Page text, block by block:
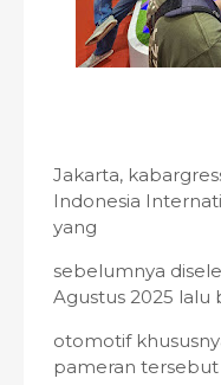
Jakarta,
Indonesia
yang
sebelumnya
Agustus 2025
otomotif
pameran